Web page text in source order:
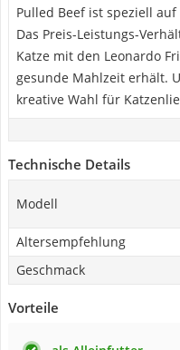
Pulled Beef ist speziell
Das Preis-Leistungs-
Katze mit den Leonardo
gesunde Mahlzeit erhält.
kreative Wahl für
Technische Details
Modell
Altersempfehlung
Geschmack
Vorteile